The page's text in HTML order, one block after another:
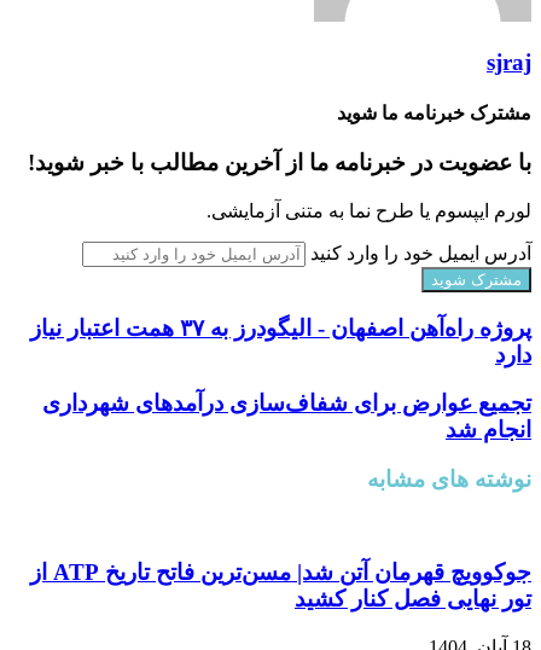
sjraj
مشترک خبرنامه ما شوید
با عضویت در خبرنامه ما از آخرین مطالب با خبر شوید!
لورم ایپسوم یا طرح‌ نما به متنی آزمایشی.
آدرس ایمیل خود را وارد کنید
پروژه راه‌آهن اصفهان - الیگودرز به ۳۷ همت اعتبار نیاز
دارد
تجمیع عوارض برای شفاف‌سازی درآمدهای شهرداری
انجام شد
نوشته های مشابه
جوکوویچ قهرمان آتن شد| مسن‌ترین فاتح تاریخ ATP از
تور نهایی فصل کنار کشید